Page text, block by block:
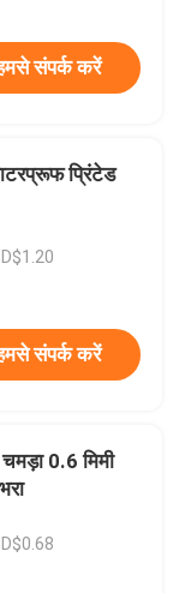
संपर्क करें
प्रिंटेड
संपर्क करें
चमड़ा 0.6 मिमी